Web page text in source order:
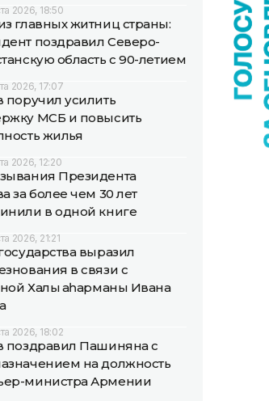
2026, 18:50
главных житниц страны:
поздравил Северо-
область с 90-летием
2026, 17:07
поручил усилить
МСБ и повысить
жилья
2026, 12:20
Президента
за более чем 30 лет
в одной книге
2026, 21:21
выразил
в связи с
Халық қаһарманы Ивана
2026, 18:02
поздравил Пашиняна с
на должность
министра Армении